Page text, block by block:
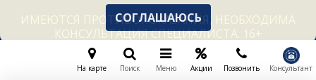
ИМЕЮТСЯ ПРОТИВОПОКАЗАНИЯ, НЕОБХОДИМА
КОНСУЛЬТАЦИЯ СПЕЦИАЛИСТА. 16+
На карте Поиск Меню Акции Позвонить Консультант
СОГЛАШАЮСЬ